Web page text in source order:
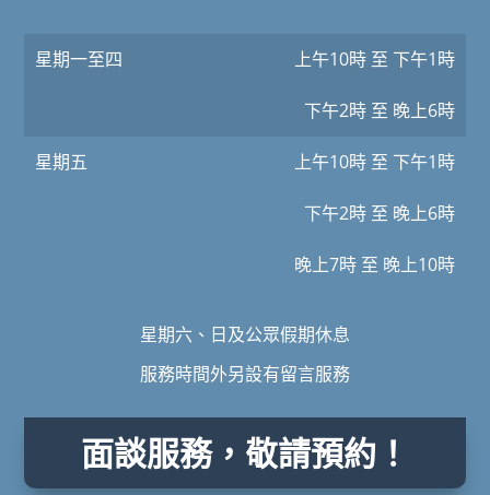
星期一至四 上午10時 至 下午1時
下午2時 至 晚上6時
星期五 上午10時 至 下午1時
下午2時 至 晚上6時
晚上7時 至 晚上10時
星期六、日及公眾假期休息
服務時間外另設有留言服務
面談服務，敬請預約！